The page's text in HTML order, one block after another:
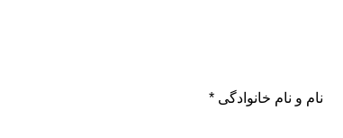
نام و نام خانوادگی*